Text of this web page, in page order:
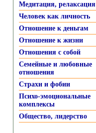
Медитация, релаксация
Человек как личность
Отношение к деньгам
Отношение к жизни
Отношения с собой
Семейные и любовные
отношения
Страхи и фобии
Психо-эмоциональные
комплексы
Общество, лидерство